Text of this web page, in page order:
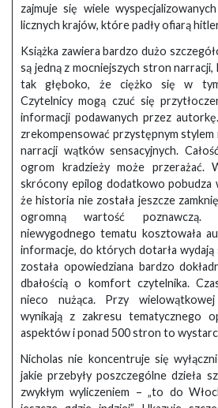
zajmuje się wiele
licznych krajów, które padły ofiarą
Książka zawiera bardzo dużo
są jedną z mocniejszych stron
tak głęboko, że ciężko się w tym
Czytelnicy mogą czuć się
informacji podawanych przez
zrekompensować przystępnym stylem
narracji wątków sensacyjnych.
ogrom kradzieży może przerażać.
skrócony epilog dodatkowo pobudza
że historia nie została jeszcze
ogromną wartość poznawczą.
niewygodnego tematu kosztowała
informacje, do których dotarła
została opowiedziana bardzo
dbałością o komfort czytelnika.
nieco nużąca. Przy
wynikają z zakresu tematycznego
aspektów i ponad 500 stron to
Nicholas nie koncentruje się
jakie przebyły poszczególne dzieła
zwykłym wyliczeniem – „to do